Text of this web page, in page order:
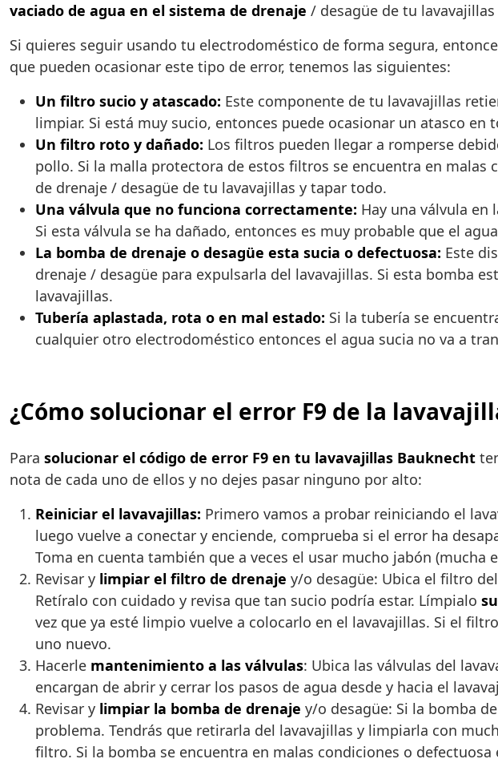
vaciado de agua en el sistema de drenaje / desagüe de tu
Si quieres seguir usando tu electrodoméstico de forma segura,
que pueden ocasionar este tipo de error, tenemos las siguientes:
Un filtro sucio y atascado: Este componente de tu lavavajillas
limpiar. Si está muy sucio, entonces puede ocasionar un atasco
Un filtro roto y dañado: Los filtros pueden llegar a romperse
pollo. Si la malla protectora de estos filtros se encuentra en
de drenaje / desagüe de tu lavavajillas y tapar todo.
Una válvula que no funciona correctamente: Hay una válvula en
Si esta válvula se ha dañado, entonces es muy probable que el
La bomba de drenaje o desagüe esta sucia o defectuosa: Este
drenaje / desagüe para expulsarla del lavavajillas. Si esta bomba
lavavajillas.
Tubería aplastada, rota o en mal estado: Si la tubería se
cualquier otro electrodoméstico entonces el agua sucia no va a
¿Cómo solucionar el error F9 de la
Para solucionar el código de error F9 en tu lavavajillas Bauknecht
nota de cada uno de ellos y no dejes pasar ninguno por alto:
Reiniciar el lavavajillas: Primero vamos a probar reiniciando el
luego vuelve a conectar y enciende, comprueba si el error ha
Toma en cuenta también que a veces el usar mucho jabón
Revisar y limpiar el filtro de drenaje y/o desagüe: Ubica el filtro
Retíralo con cuidado y revisa que tan sucio podría estar. Límpialo
vez que ya esté limpio vuelve a colocarlo en el lavavajillas. Si el
uno nuevo.
Hacerle mantenimiento a las válvulas: Ubica las válvulas del
encargan de abrir y cerrar los pasos de agua desde y hacia el
Revisar y limpiar la bomba de drenaje y/o desagüe: Si la bomba
problema. Tendrás que retirarla del lavavajillas y limpiarla con
filtro. Si la bomba se encuentra en malas condiciones o defectuosa